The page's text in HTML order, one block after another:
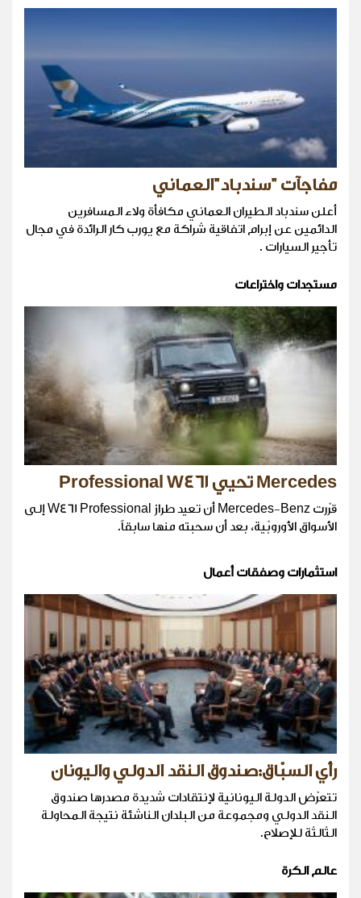
مفاجآت "سندباد"العماني
أعلن سندباد الطيران العماني مكافأة ولاء المسافرين
الدائمين عن إبرام اتفاقية شراكة مع يورب كار الرائدة في مجال
تأجير السيارات .
مستجدات واختراعات
Mercedes تحيي Professional W461
قرّرت Mercedes-Benz أن تعيد طراز W461 Professional إلى
الأسواق الأوروبّية، بعد أن سحبته منها سابقاً.
استثمارات وصفقات أعمال
رأي السبّاق:صندوق النقد الدولي واليونان
تتعرّض الدولة اليونانية لإنتقادات شديدة مصدرها صندوق
النقد الدولي ومجموعة من البلدان الناشئة نتيجة المحاولة
الثالثة للإصلاح.
عالم الكرة